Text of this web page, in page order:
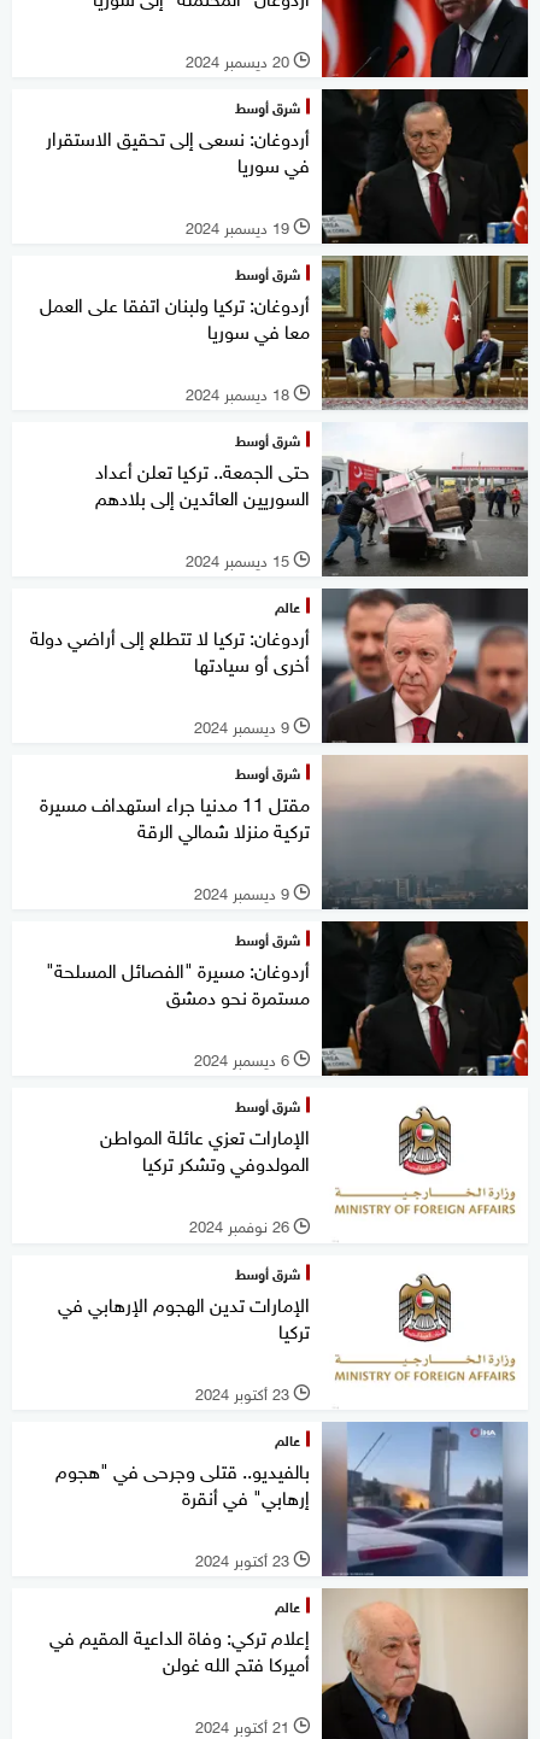
l 20 ديسمبر 2024
شرق أوسط
أردوغان: نسعى إلى تحقيق الاستقرار
في سوريا
l 19 ديسمبر 2024
شرق أوسط
أردوغان: تركيا ولبنان اتفقا على العمل
معا في سوريا
l 18 ديسمبر 2024
شرق أوسط
حتى الجمعة.. تركيا تعلن أعداد
السوريين العائدين إلى بلادهم
l 15 ديسمبر 2024
عالم
أردوغان: تركيا لا تتطلع إلى أراضي دولة
أخرى أو سيادتها
l 9 ديسمبر 2024
شرق أوسط
مقتل 11 مدنيا جراء استهداف مسيرة
تركية منزلا شمالي الرقة
l 9 ديسمبر 2024
شرق أوسط
أردوغان: مسيرة "الفصائل المسلحة"
مستمرة نحو دمشق
l 6 ديسمبر 2024
شرق أوسط
الإمارات تعزي عائلة المواطن
المولدوفي وتشكر تركيا
l 26 نوفمبر 2024
شرق أوسط
الإمارات تدين الهجوم الإرهابي في
تركيا
l 23 أكتوبر 2024
عالم
بالفيديو.. قتلى وجرحى في "هجوم
إرهابي" في أنقرة
l 23 أكتوبر 2024
عالم
إعلام تركي: وفاة الداعية المقيم في
أميركا فتح الله غولن
l 21 أكتوبر 2024